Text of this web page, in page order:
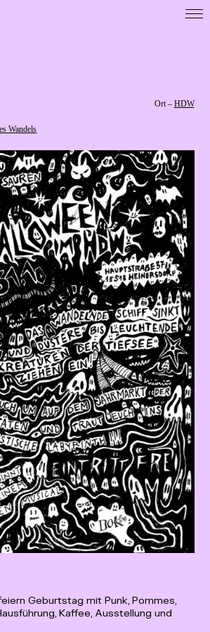
Ort – HDW
Wandels
Geburtstag mit Punk, Pommes,
Kaffee, Ausstellung und